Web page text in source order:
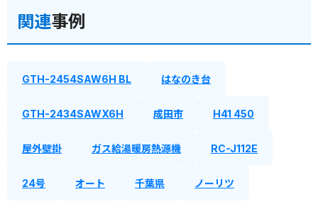
関連事例
GTH-2454SAW6H BL はなのき台
GTH-2434SAWX6H 成田市 H41 450
屋外壁掛 ガス給湯暖房熱源機 RC-J112E
24号 オート 千葉県 ノーリツ